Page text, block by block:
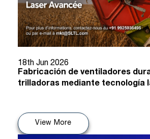
18th Jun 2026
Fabricación de ventiladores
trilladoras mediante tecnología
View More